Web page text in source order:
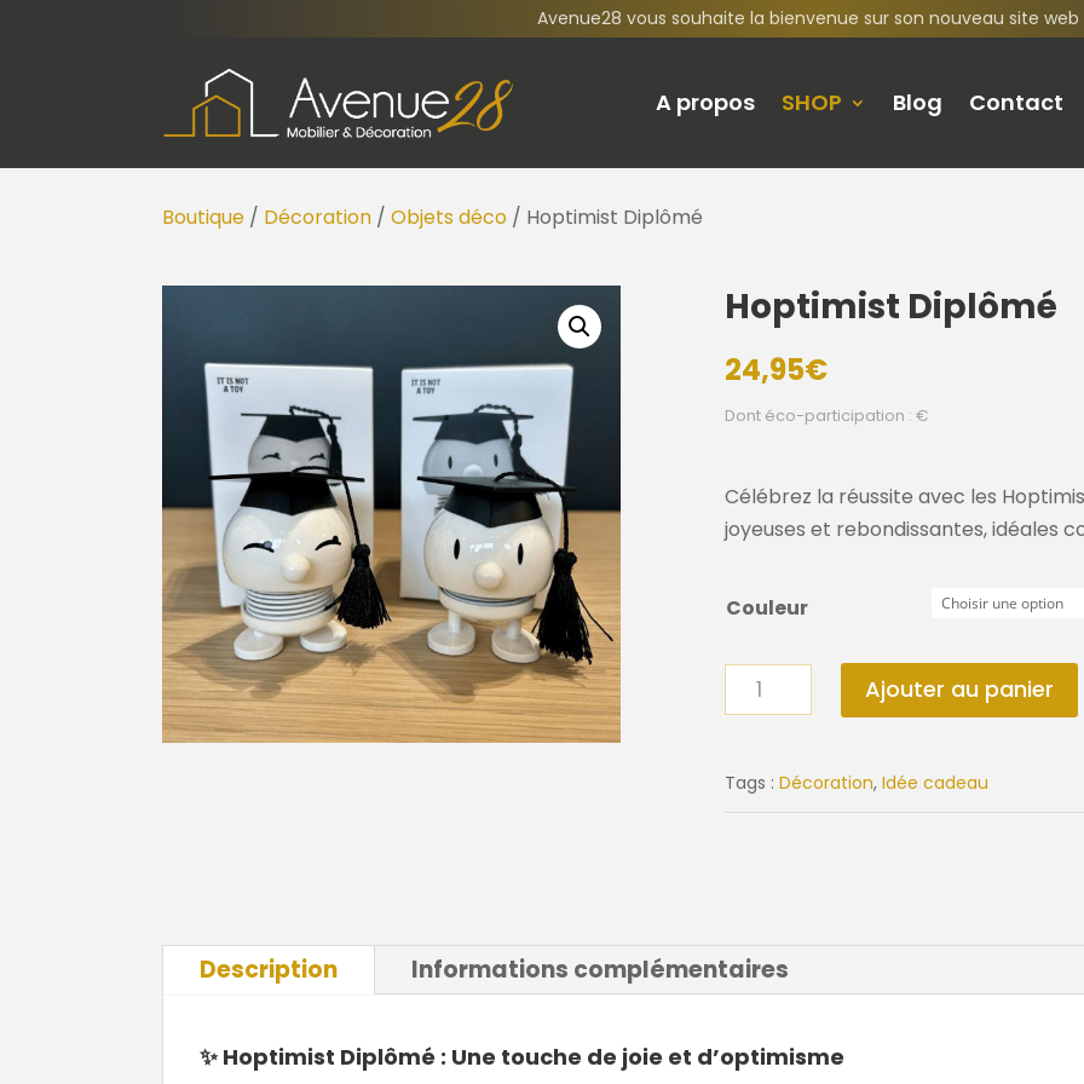
Avenue28 vous souhaite la bienvenue sur son nouveau site web
A propos SHOP Blog Contact
Boutique / Décoration /Objets déco / Hoptimist Diplômé
Hoptimist Diplômé
24,95€
Dont éco-participation : €
Célébrez la réussite avec les
joyeuses et rebondissantes, idéales
Couleur
quantité
de
Diplômé
Ajouter au panier
Tags : Décoration, Idée cadeau
Description Informations complémentaires
✨ Hoptimist Diplômé : Une touche de joie et d’optimisme